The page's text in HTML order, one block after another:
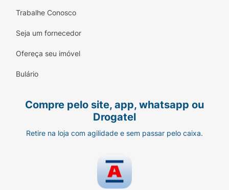
Trabalhe Conosco
Seja um fornecedor
Ofereça seu imóvel
Bulário
Compre pelo site, app, whatsapp ou
Drogatel
Retire na loja com agilidade e sem passar pelo caixa.